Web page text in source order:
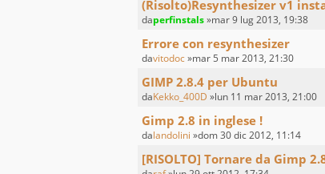
(Risolto)Resynthesizer v1
daperfinstals»mar 9 lug 2013, 19:38
Errore con resynthesizer
davitodoc»mar 5 mar 2013, 21:30
GIMP 2.8.4 per Ubuntu
daKekko_400D »lun 11 mar 2013, 21:00
Gimp 2.8 in inglese !
dalandolini »dom 30 dic 2012, 11:14
[RISOLTO] Tornare da Gimp